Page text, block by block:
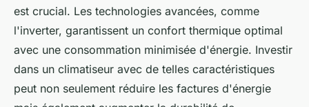
est crucial. Les technologies avancées, comme
l'inverter, garantissent un confort thermique optimal
avec une consommation minimisée d'énergie. Investir
dans un climatiseur avec de telles caractéristiques
peut non seulement réduire les factures d'énergie